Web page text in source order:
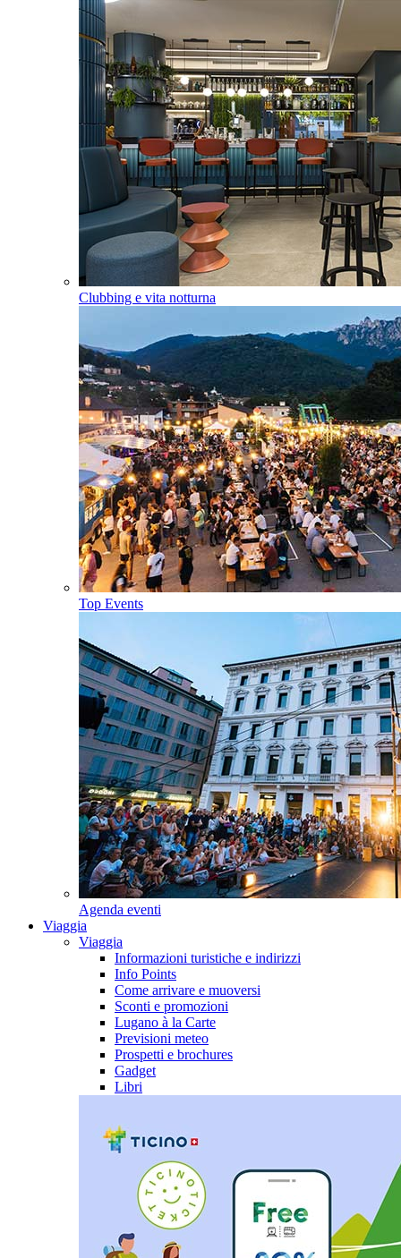
Clubbing e vita notturna
Top Events
Agenda eventi
Viaggia
Viaggia
Informazioni turistiche e indirizzi
Info Points
Come arrivare e muoversi
Sconti e promozioni
Lugano à la Carte
Previsioni meteo
Prospetti e brochures
Gadget
Libri